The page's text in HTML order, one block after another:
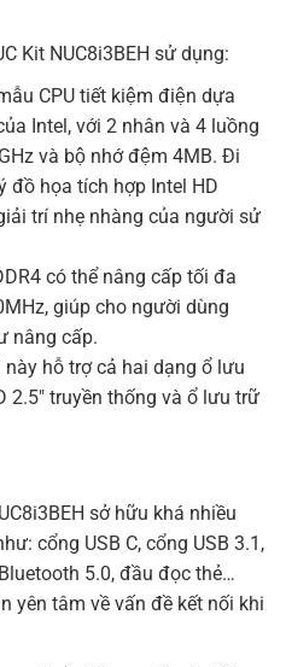
Kit NUC8i3BEH sử dụng:
CPU tiết kiệm điện dựa
Intel, với 2 nhân và 4 luồng
và bộ nhớ đệm 4MB. Đi
đồ họa tích hợp Intel HD
trí nhẹ nhàng của người sử
có thể nâng cấp tối đa
giúp cho người dùng
nâng cấp.
hỗ trợ cả hai dạng ổ lưu
2.5″ truyền thống và ổ lưu trữ
sở hữu khá nhiều
cổng USB C, cổng USB 3.1,
5.0, đầu đọc thẻ…
yên tâm về vấn đề kết nối khi